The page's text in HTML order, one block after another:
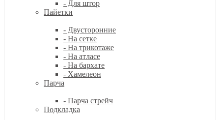
- Для штор
Пайетки
- Двусторонние
- На сетке
- На трикотаже
- На атласе
- На бархате
- Хамелеон
Парча
- Парча стрейч
Подкладка